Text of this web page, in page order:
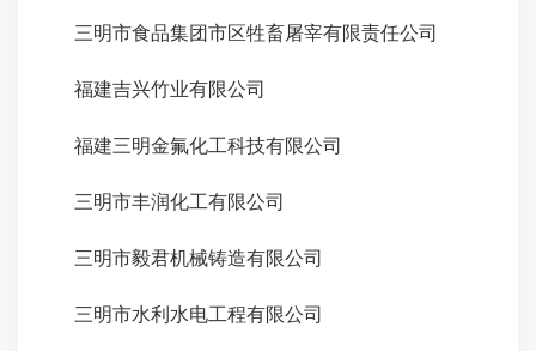
三明市食品集团市区牲畜屠宰有限责任公司
福建吉兴竹业有限公司
福建三明金氟化工科技有限公司
三明市丰润化工有限公司
三明市毅君机械铸造有限公司
三明市水利水电工程有限公司